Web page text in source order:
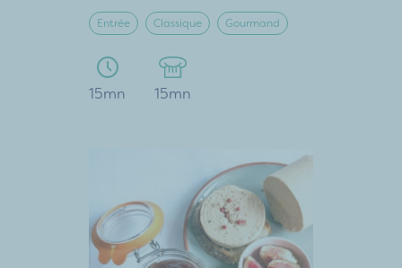
Entrée Classique Gourmand
15mn 15mn